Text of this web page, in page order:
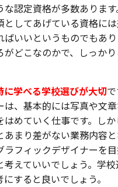
認定資格が多数あります
としてあげている資格に
ばいいというものでもあ
がどこなのかで、しっか
に学べる学校選びが大切
は、基本的には写真や文
はめていく仕事です。し
あまり差がない業務内容
ラフィックデザイナーを
考えていいでしょう。学
すると良いでしょう。